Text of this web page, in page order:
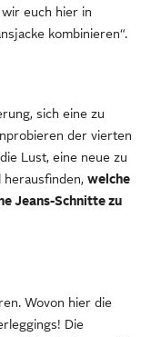
euch hier in
kombinieren“.
sich eine zu
der vierten
Lust, eine neue zu
herausfinden, welche
Jeans-Schnitte zu
Wovon hier die
Die